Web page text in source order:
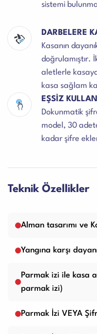
sistemi
DARBELERE
Kasanın
doğrulamıştır.
aletlerle
kasa sağlam
EŞSİZ
Dokunmatik
model, 30
kadar şifre
Teknik Özellikler
Alman tasarımı ve
Yangına karşı
Parmak izi ile kasa
parmak izi)
Parmak İzi VEYA